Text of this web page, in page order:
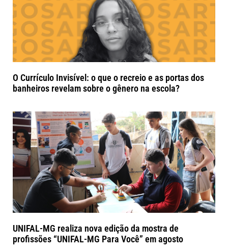
O Currículo Invisível: o que o recreio e as portas dos
banheiros revelam sobre o gênero na escola?
UNIFAL-MG realiza nova edição da mostra de
profissões “UNIFAL-MG Para Você” em agosto